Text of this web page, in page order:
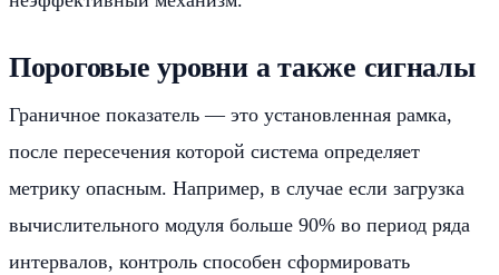
Пороговые уровни а также сигналы
Граничное показатель — это установленная рамка,
после пересечения которой система определяет
метрику опасным. Например, в случае если загрузка
вычислительного модуля больше 90% во период ряда
интервалов, контроль способен сформировать